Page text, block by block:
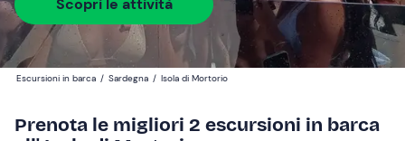
Scopri le attività
Escursioni in barca / Sardegna / Isola di Mortorio
Prenota le migliori 2 escursioni in barca